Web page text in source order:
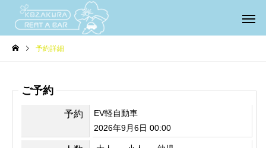
予約詳細
ご予約
予約
EV軽自動車
2026年9月6日 00:00